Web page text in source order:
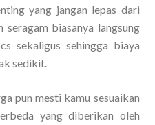
yang jangan lepas dari
seragam biasanya langsung
sekaligus sehingga biaya
sedikit.
pun mesti kamu sesuaikan
yang diberikan oleh